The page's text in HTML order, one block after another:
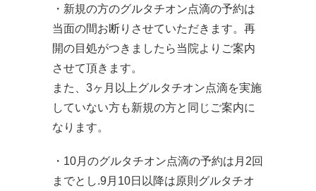
・新規の方のグルタチオン点滴の予約は
当面の間お断りさせていただきます。再
開の目処がつきましたら当院よりご案内
させて頂きます。
また、3ヶ月以上グルタチオン点滴を実施
していない方も新規の方と同じご案内に
なります。
・10月のグルタチオン点滴の予約は月2回
までとし.9月10日以降は原則グルタチオ